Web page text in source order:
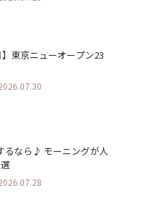
】東京ニューオープン23
るなら♪ モーニングが人